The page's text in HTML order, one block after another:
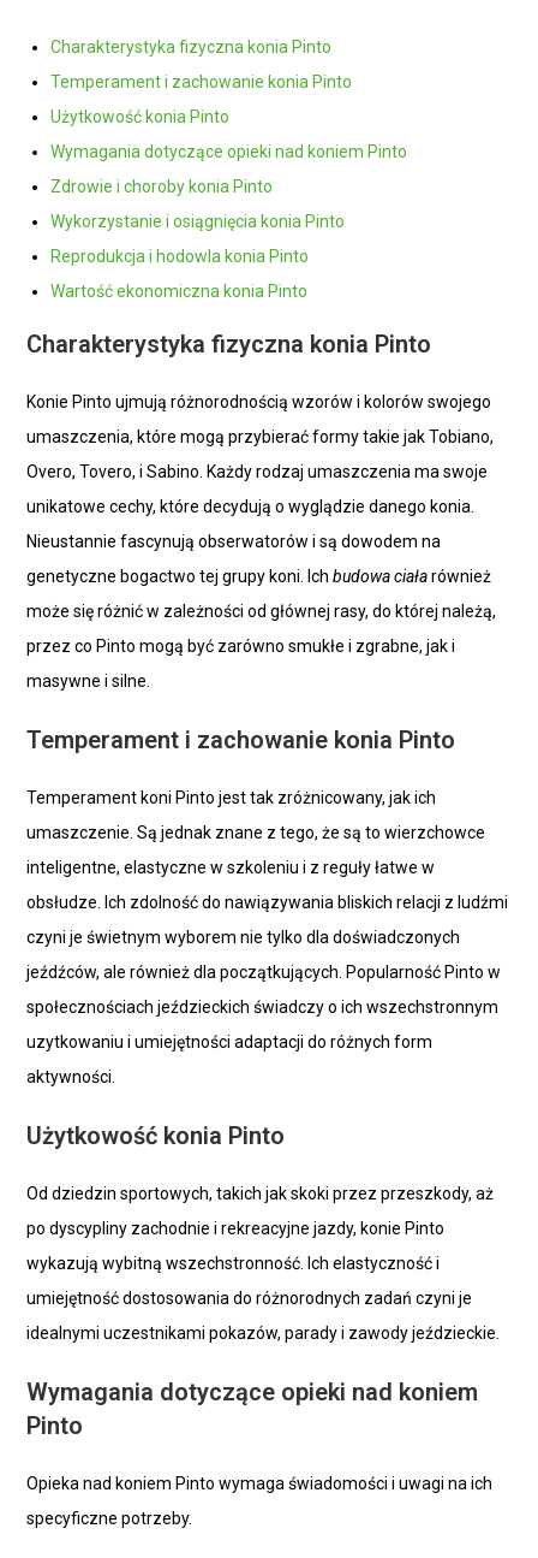
Charakterystyka fizyczna konia Pinto
Temperament i zachowanie konia Pinto
Użytkowość konia Pinto
Wymagania dotyczące opieki nad koniem Pinto
Zdrowie i choroby konia Pinto
Wykorzystanie i osiągnięcia konia Pinto
Reprodukcja i hodowla konia Pinto
Wartość ekonomiczna konia Pinto
Charakterystyka fizyczna konia Pinto
Konie Pinto ujmują różnorodnością wzorów i kolorów swojego
umaszczenia, które mogą przybierać formy takie jak Tobiano,
Overo, Tovero, i Sabino. Każdy rodzaj umaszczenia ma swoje
unikatowe cechy, które decydują o wyglądzie danego konia.
Nieustannie fascynują obserwatorów i są dowodem na
genetyczne bogactwo tej grupy koni. Ichbudowa ciałarównież
może się różnić w zależności od głównej rasy, do której należą,
przez co Pinto mogą być zarówno smukłe i zgrabne, jak i
masywne i silne.
Temperament i zachowanie konia Pinto
Temperament koni Pinto jest tak zróżnicowany, jak ich
umaszczenie. Są jednak znane z tego, że są to wierzchowce
inteligentne, elastyczne w szkoleniu i z reguły łatwe w
obsłudze. Ich zdolność do nawiązywania bliskich relacji z ludźmi
czyni je świetnym wyborem nie tylko dla doświadczonych
jeźdźców, ale również dla początkujących. Popularność Pinto w
społecznościach jeździeckich świadczy o ich wszechstronnym
uzytkowaniu i umiejętności adaptacji do różnych form
aktywności.
Użytkowość konia Pinto
Od dziedzin sportowych, takich jak skoki przez przeszkody, aż
po dyscypliny zachodnie i rekreacyjne jazdy, konie Pinto
wykazują wybitną wszechstronność. Ich elastyczność i
umiejętność dostosowania do różnorodnych zadań czyni je
idealnymi uczestnikami pokazów, parady i zawody jeździeckie.
Wymagania dotyczące opieki nad koniem
Pinto
Opieka nad koniem Pinto wymaga świadomości i uwagi na ich
specyficzne potrzeby.